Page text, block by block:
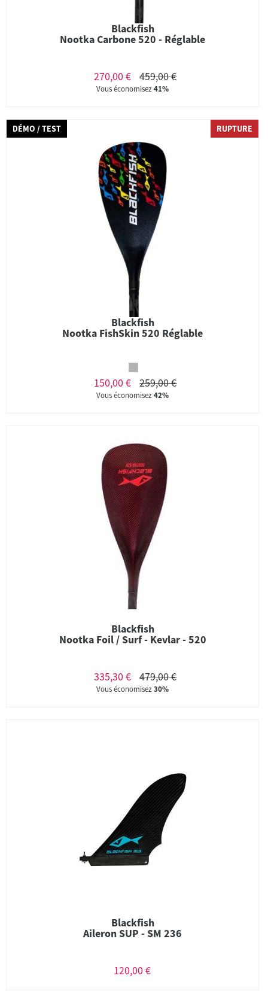
Blackfish
Nootka Carbone 520 - Réglable
270,00 € 459,00 €
Vous économisez41%
DÉMO / TEST RUPTURE
Blackfish
Nootka FishSkin 520 Réglable
150,00 € 259,00 €
Vous économisez42%
Blackfish
Nootka Foil / Surf - Kevlar - 520
335,30 € 479,00 €
Vous économisez30%
Blackfish
Aileron SUP - SM 236
120,00 €